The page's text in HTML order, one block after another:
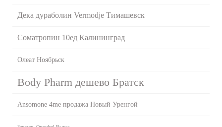
Дека дураболин Vermodje Тимашевск
Cоматропин 10ед Калининград
Олеат Ноябрьск
Body Pharm дешево Братск
Ansomone 4me продажа Новый Уренгой